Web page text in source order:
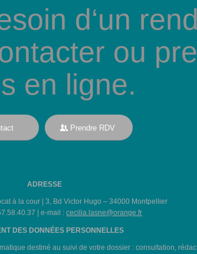
d‘un
ou
en ligne.
Prendre RDV
ADRESSE
à la cour | 3, Bd Victor Hugo – 34000 Montpellier
| e-mail :cecilia.lasne@orange.fr
DES DONNÉES PERSONNELLES
destiné au suivi de votre dossier : consultation,